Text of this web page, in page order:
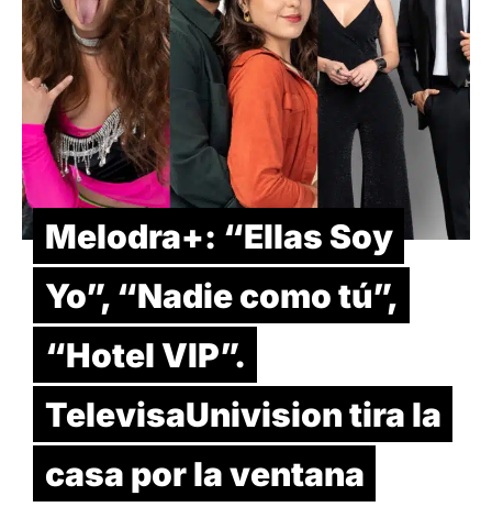
Melodra+: “Ellas Soy
Yo”, “Nadie como tú”,
“Hotel VIP”.
TelevisaUnivision tira la
casa por la ventana